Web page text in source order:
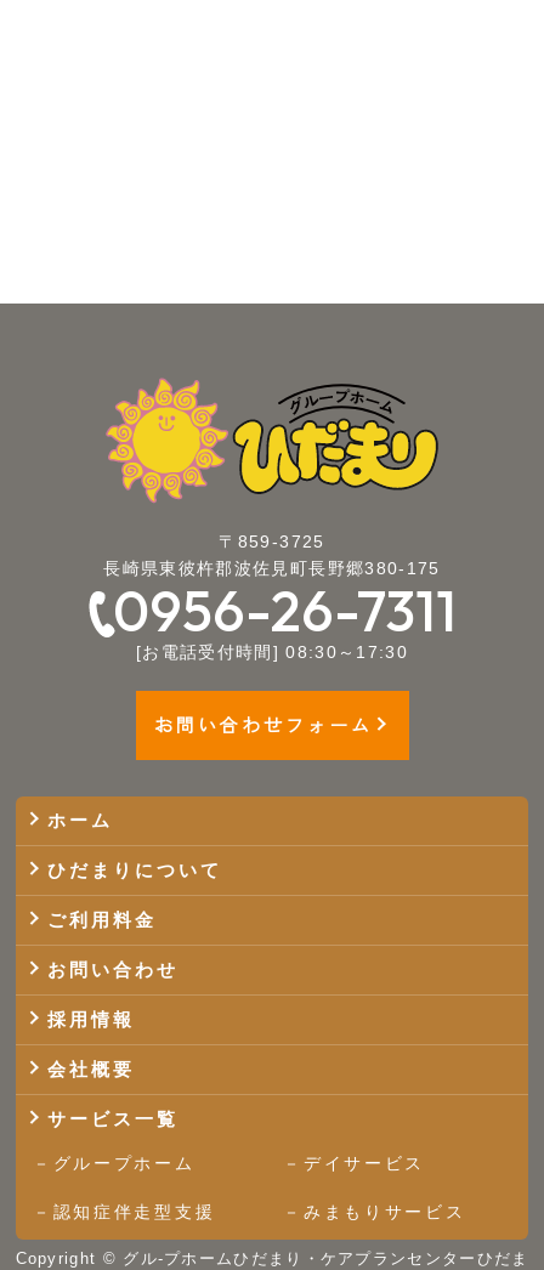
〒859-3725
長崎県東彼杵郡波佐見町長野郷380-175
0956-26-7311
[お電話受付時間] 08:30～17:30
お問い合わせフォーム
ホーム
ひだまりについて
ご利用料金
お問い合わせ
採用情報
会社概要
サービス一覧
グループホーム デイサービス
認知症伴走型支援 みまもりサービス
Copyright © グル-プホームひだまり・ケアプランセンターひだま